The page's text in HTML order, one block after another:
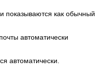
показываются как обычный
автоматически
автоматически.